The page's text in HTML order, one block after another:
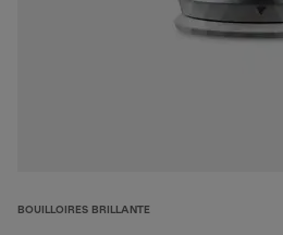
BOUILLOIRES BRILLANTE